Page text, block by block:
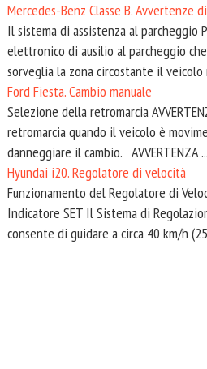
Mercedes-Benz Classe B. Avvertenze
Il sistema di assistenza al parcheggio
elettronico di ausilio al parcheggio
sorveglia la zona circostante il veicolo
Ford Fiesta. Cambio manuale
Selezione della retromarcia
retromarcia quando il veicolo è
danneggiare il cambio. AVVERTENZA ...
Hyundai i20. Regolatore di velocità
Funzionamento del Regolatore di
Indicatore SET Il Sistema di
consente di guidare a circa 40 km/h